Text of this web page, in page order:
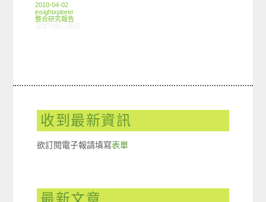
2010-04-02
insightxplorer
整合研究報告
收到最新資訊
欲訂閱電子報請填寫表單
最新文章